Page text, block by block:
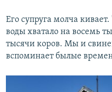
Его супруга молча
воды хватало на восемь
тысячи коров. Мы и
вспоминает былые